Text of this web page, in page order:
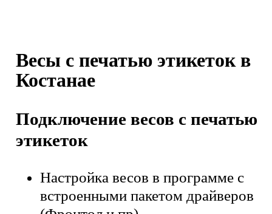
Весы с печатью этикеток в
Костанае
Подключение весов с печатью
этикеток
Настройка весов в программе с
встроенными пакетом драйверов